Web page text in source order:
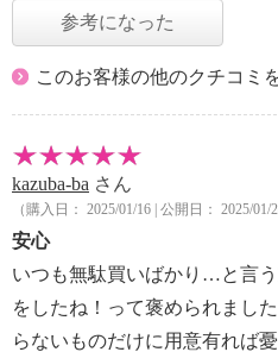
参考になった
このお客様の他のクチコミ
kazuba-ba さん
（購入日： 2025/01/16 | 公開日： 2025/01/
安心
いつも無駄買いばかり…と言
をしたね！って褒められまし
らないものだけに用意有れば